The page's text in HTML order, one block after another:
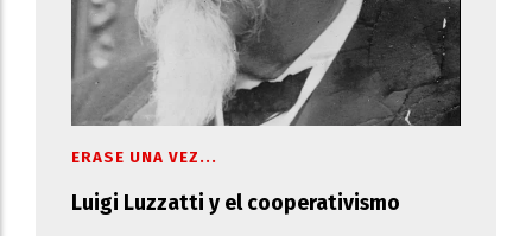
Luigi Luzzatti y el cooperativismo
ERASE UNA VEZ...